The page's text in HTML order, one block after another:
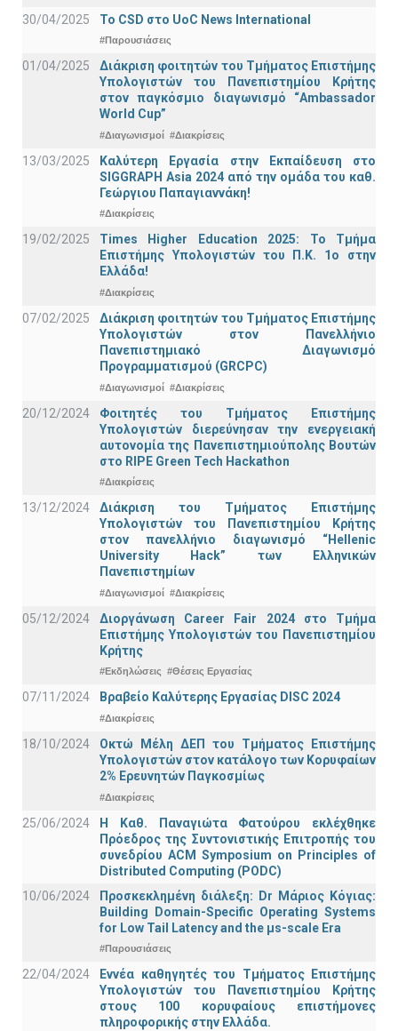
30/04/2025 To CSD στο UoC News International
#Παρουσιάσεις
01/04/2025
Διάκριση φοιτητών του Τμήματος Επιστήμης
Υπολογιστών του Πανεπιστημίου Κρήτης
στον παγκόσμιο διαγωνισμό “Ambassador
World Cup”
#Διαγωνισμοί #Διακρίσεις
13/03/2025
Καλύτερη Εργασία στην Εκπαίδευση στο
SIGGRAPH Asia 2024 από την ομάδα του καθ.
Γεώργιου Παπαγιαννάκη!
#Διακρίσεις
19/02/2025
Times Higher Education 2025: Το Τμήμα
Επιστήμης Υπολογιστών του Π.Κ. 1ο στην
Ελλάδα!
#Διακρίσεις
07/02/2025
Διάκριση φοιτητών του Τμήματος Επιστήμης
Υπολογιστών στον Πανελλήνιο
Πανεπιστημιακό Διαγωνισμό
Προγραμματισμού (GRCPC)
#Διαγωνισμοί #Διακρίσεις
20/12/2024
Φοιτητές του Τμήματος Επιστήμης
Υπολογιστών διερεύνησαν την ενεργειακή
αυτονομία της Πανεπιστημιούπολης Βουτών
στο RIPE Green Tech Hackathon
#Διακρίσεις
13/12/2024
Διάκριση του Τμήματος Επιστήμης
Υπολογιστών του Πανεπιστημίου Κρήτης
στον πανελλήνιο διαγωνισμό “Hellenic
University Hack” των Ελληνικών
Πανεπιστημίων
#Διαγωνισμοί #Διακρίσεις
05/12/2024
Διοργάνωση Career Fair 2024 στο Τμήμα
Επιστήμης Υπολογιστών του Πανεπιστημίου
Κρήτης
#Εκδηλώσεις #Θέσεις Εργασίας
07/11/2024 Βραβείο Καλύτερης Εργασίας DISC 2024
#Διακρίσεις
18/10/2024
Οκτώ Μέλη ΔΕΠ του Τμήματος Επιστήμης
Υπολογιστών στον κατάλογο των Κορυφαίων
2% Ερευνητών Παγκοσμίως
#Διακρίσεις
25/06/2024
Η Καθ. Παναγιώτα Φατούρου εκλέχθηκε
Πρόεδρος της Συντονιστικής Επιτροπής του
συνεδρίου ACM Symposium on Principles of
Distributed Computing (PODC)
10/06/2024
Προσκεκλημένη διάλεξη: Dr Μάριος Κόγιας:
Building Domain-Specific Operating Systems
for Low Tail Latency and the μs-scale Era
#Παρουσιάσεις
22/04/2024
Εννέα καθηγητές του Τμήματος Επιστήμης
Υπολογιστών του Πανεπιστημίου Κρήτης
στους 100 κορυφαίους επιστήμονες
πληροφορικής στην Ελλάδα.